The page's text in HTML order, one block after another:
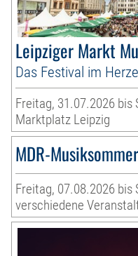
Leipziger Markt
Das Festival im
Freitag, 31.07.2026 bis
Marktplatz Leipzig
MDR-
Freitag, 07.08.2026 bis
verschiedene